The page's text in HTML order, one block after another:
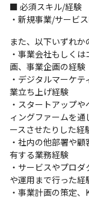
・社内エンジニア、
トに参画します
・業務の連携やコ
で主に行います
・タスクやスケジュ
っているほか、ツ
用しています
・外部のベンダーと
使用する可能性があ
＜入社後の流れ＞
・スキルにあわせ
います
■ この仕事の面白み
・約863万名の会員
■ 必須スキル/経験
・新規事業/サービ
また、以下いずれか
・事業会社もしく
画、事業企画の経験
・デジタルマーケ
業立ち上げ経験
・スタートアップ
ィングファームを
ースさせたりした経
・社内の他部署や
有する業務経験
・サービスやプロ
や運用まで行った経
・事業計画の策定